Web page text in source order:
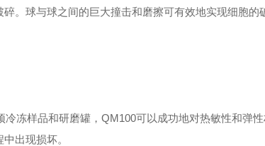
碎。球与球之间的巨大撞击和磨擦可有效地实现细胞的
冷冻样品和研磨罐，QM100可以成功地对热敏性和弹
出现损坏。